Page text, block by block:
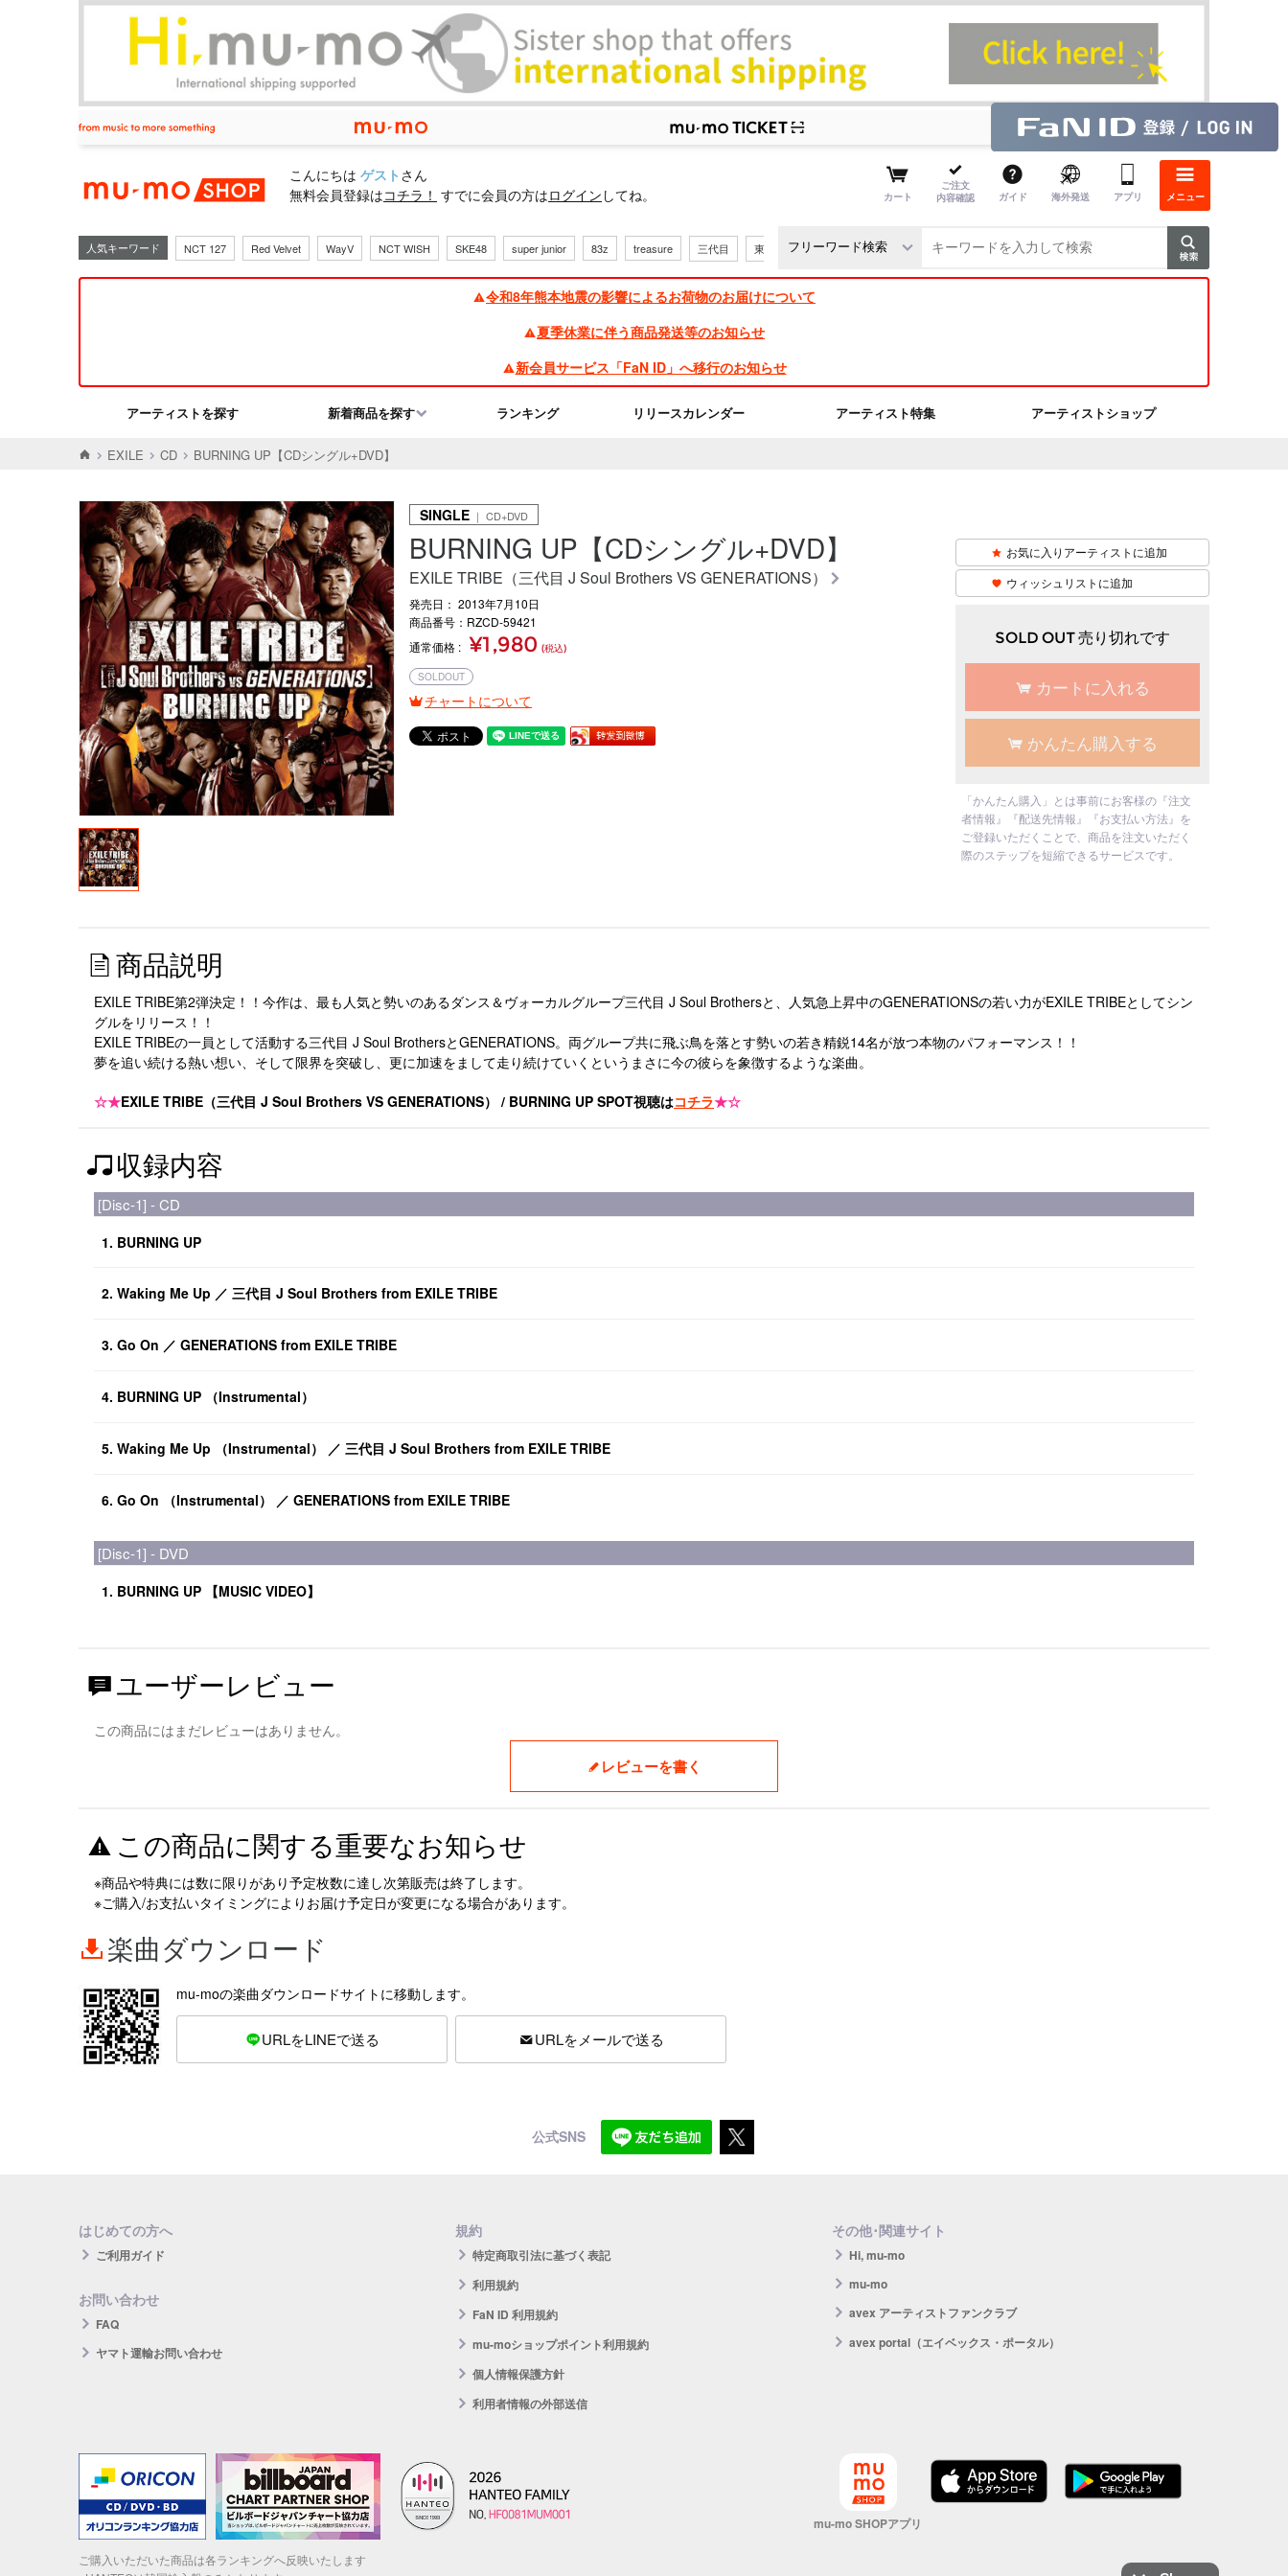
mu-moショップ
こんにちは ゲスト さん
無料会員登録はコチラ！ すでに会員の方はログイン してね。 カート
ご注文
内容確認
ガイド 海外発送 アプリ メニュー
人気キーワード NCT 127 Red Velvet WayV NCT WISH SKE48 super junior 83z treasure 三代目 東方神起
令和8年熊本地震の影響によるお荷物のお届けについて
夏季休業に伴う商品発送等のお知らせ
新会員サービス「FaN ID」へ移行のお知らせ
アーティストを探す 新着商品を探す ランキング リリースカレンダー アーティスト特集 アーティストショップ
EXILE CD BURNING UP【CDシングル+DVD】
SINGLE ｜ CD+DVD
BURNING UP【CDシングル+DVD】
EXILE TRIBE（三代目 J Soul Brothers VS GENERATIONS）
発売日： 2013年7月10日
商品番号：RZCD-59421
通常価格
¥1,980 (税込)
SOLDOUT
チャートについて
お気に入りアーティストに追加
ウィッシュリストに追加
SOLD OUT 売り切れです
カートに入れる
かんたん購入する
「かんたん購入」とは事前にお客様の『注文
者情報』『配送先情報』『お支払い方法』を
ご登録いただくことで、商品を注文いただく
際のステップを短縮できるサービスです。
商品説明
EXILE TRIBE第2弾決定！！今作は、最も人気と勢いのあるダンス＆ヴォーカルグループ三代目 J Soul Brothersと、人気急上昇中のGENERATIONSの若い力がEXILE TRIBEとしてシン
グルをリリース！！
EXILE TRIBEの一員として活動する三代目 J Soul BrothersとGENERATIONS。両グループ共に飛ぶ鳥を落とす勢いの若き精鋭14名が放つ本物のパフォーマンス！！
夢を追い続ける熱い想い、そして限界を突破し、更に加速をまして走り続けていくというまさに今の彼らを象徴するような楽曲。
☆★EXILE TRIBE（三代目 J Soul Brothers VS GENERATIONS） / BURNING UP SPOT視聴はコチラ★☆
収録内容
[Disc-1] - CD
1. BURNING UP
2. Waking Me Up ／ 三代目 J Soul Brothers from EXILE TRIBE
3. Go On ／ GENERATIONS from EXILE TRIBE
4. BURNING UP （Instrumental）
5. Waking Me Up （Instrumental） ／ 三代目 J Soul Brothers from EXILE TRIBE
6. Go On （Instrumental） ／ GENERATIONS from EXILE TRIBE
[Disc-1] - DVD
1. BURNING UP 【MUSIC VIDEO】
ユーザーレビュー
この商品にはまだレビューはありません。
レビューを書く
この商品に関する重要なお知らせ
※商品や特典には数に限りがあり予定枚数に達し次第販売は終了します。
※ご購入/お支払いタイミングによりお届け予定日が変更になる場合があります。
楽曲ダウンロード
mu-moの楽曲ダウンロードサイトに移動します。
URLをLINEで送る URLをメールで送る
公式SNS
はじめての方へ
ご利用ガイド
お問い合わせ
FAQ
ヤマト運輸お問い合わせ
規約
特定商取引法に基づく表記
利用規約
FaN ID 利用規約
mu-moショップポイント利用規約
個人情報保護方針
利用者情報の外部送信
その他･関連サイト
Hi, mu-mo
mu-mo
avex アーティストファンクラブ
avex portal（エイベックス・ポータル）
ご購入いただいた商品は各ランキングへ反映いたします
mu-mo SHOPアプリ